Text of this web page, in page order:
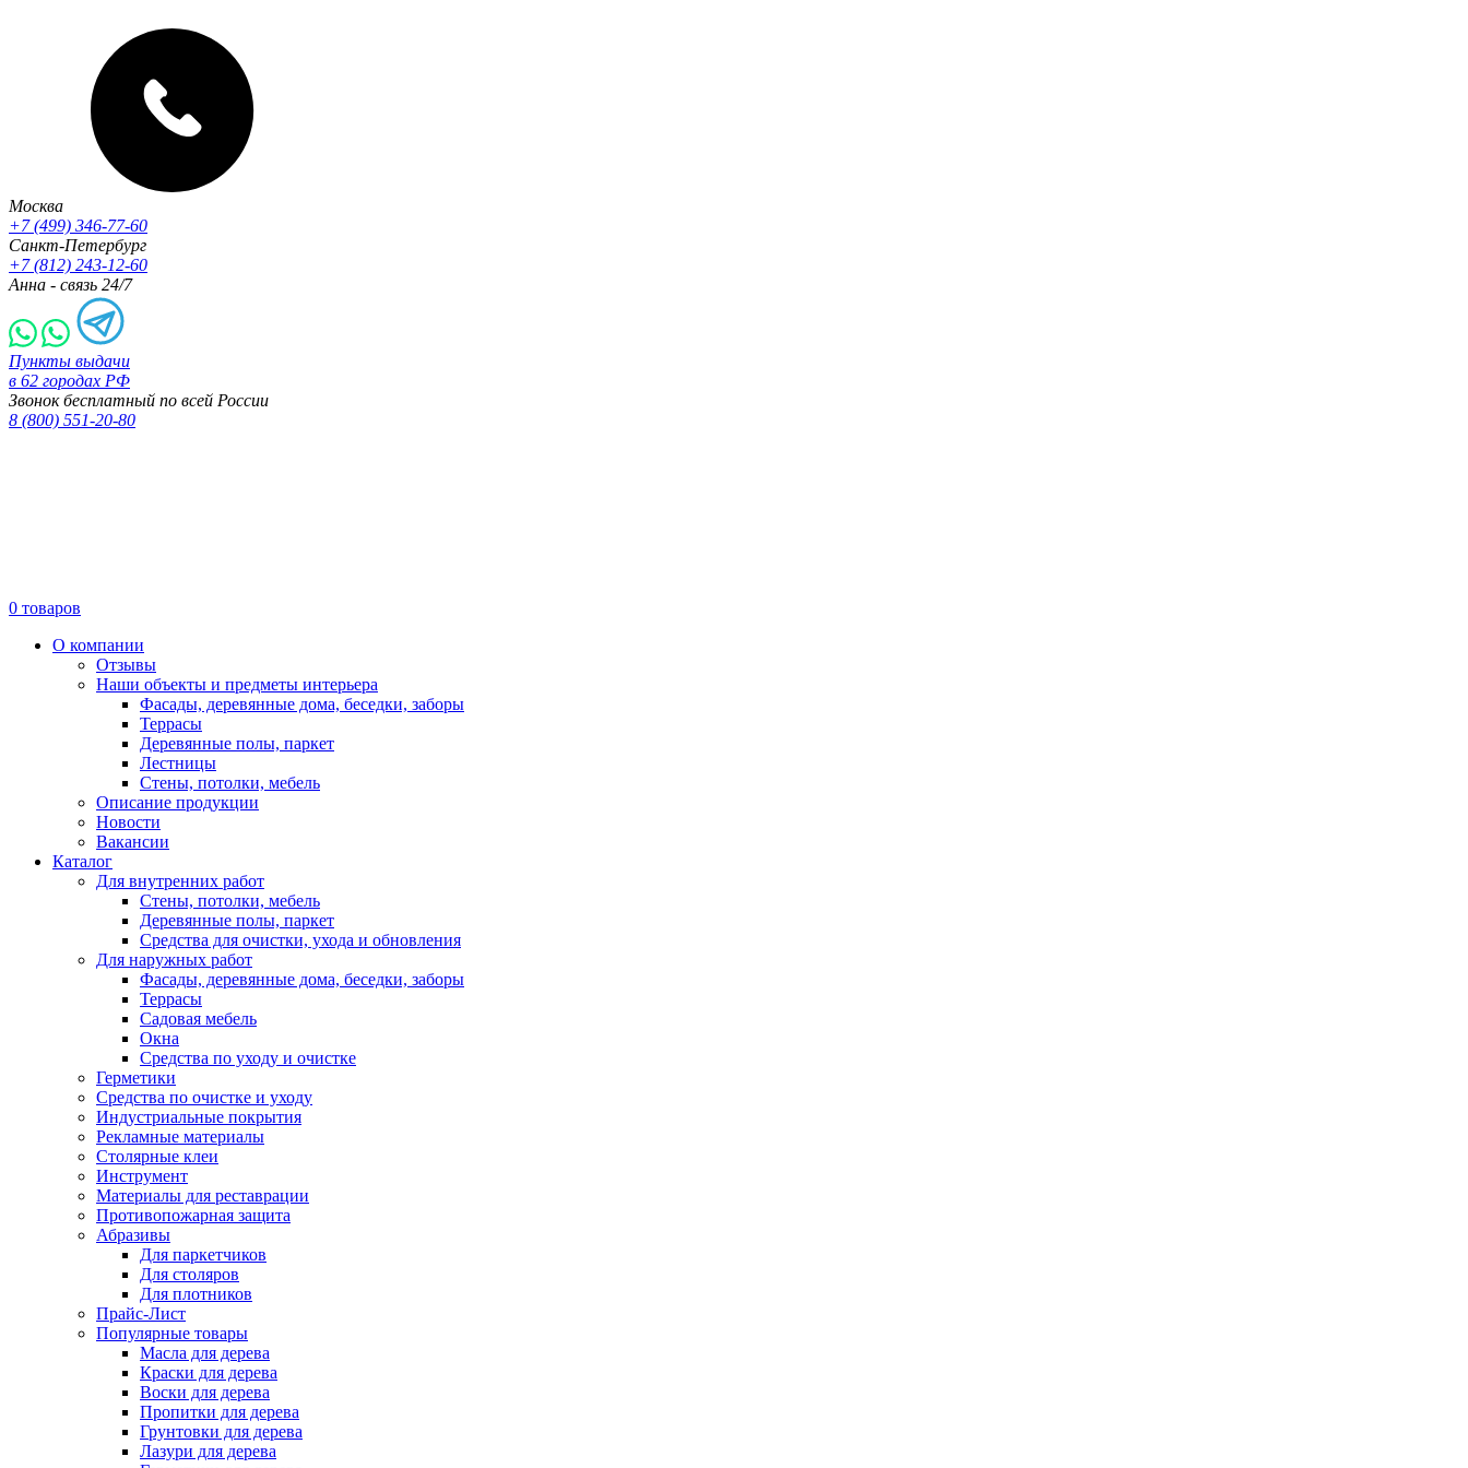
Москва
+7 (499) 346-77-60
Санкт-Петербург
+7 (812) 243-12-60
Анна - связь 24/7
Пункты выдачи
в 62 городах РФ
Звонок бесплатный по всей России
8 (800) 551-20-80
0 товаров
О компании
Отзывы
Наши объекты и предметы интерьера
Фасады, деревянные дома, беседки, заборы
Террасы
Деревянные полы, паркет
Лестницы
Стены, потолки, мебель
Описание продукции
Новости
Вакансии
Каталог
Для внутренних работ
Стены, потолки, мебель
Деревянные полы, паркет
Средства для очистки, ухода и обновления
Для наружных работ
Фасады, деревянные дома, беседки, заборы
Террасы
Садовая мебель
Окна
Средства по уходу и очистке
Герметики
Средства по очистке и уходу
Индустриальные покрытия
Рекламные материалы
Столярные клеи
Инструмент
Материалы для реставрации
Противопожарная защита
Абразивы
Для паркетчиков
Для столяров
Для плотников
Прайс-Лист
Популярные товары
Масла для дерева
Краски для дерева
Воски для дерева
Пропитки для дерева
Грунтовки для дерева
Лазури для дерева